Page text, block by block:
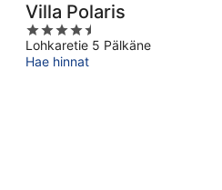
Villa Polaris
4.5
out
of
Lohkaretie 5 Pälkäne
Hae hinnat